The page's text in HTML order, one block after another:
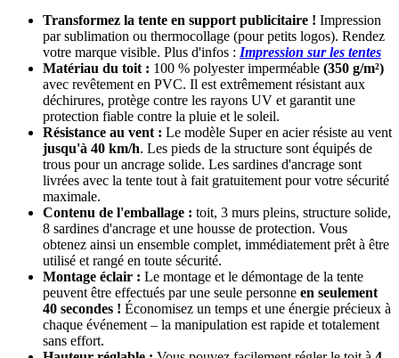
Transformez la tente en support publicitaire ! Impression
par sublimation ou thermocollage (pour petits logos). Rendez
votre marque visible. Plus d'infos : Impression sur les tentes
Matériau du toit : 100 % polyester imperméable (350 g/m²)
avec revêtement en PVC. Il est extrêmement résistant aux
déchirures, protège contre les rayons UV et garantit une
protection fiable contre la pluie et le soleil.
Résistance au vent : Le modèle Super en acier résiste au vent
jusqu'à 40 km/h. Les pieds de la structure sont équipés de
trous pour un ancrage solide. Les sardines d'ancrage sont
livrées avec la tente tout à fait gratuitement pour votre sécurité
maximale.
Contenu de l'emballage : toit, 3 murs pleins, structure solide,
8 sardines d'ancrage et une housse de protection. Vous
obtenez ainsi un ensemble complet, immédiatement prêt à être
utilisé et rangé en toute sécurité.
Montage éclair : Le montage et le démontage de la tente
peuvent être effectués par une seule personne en seulement
40 secondes ! Économisez un temps et une énergie précieux à
chaque événement – la manipulation est rapide et totalement
sans effort.